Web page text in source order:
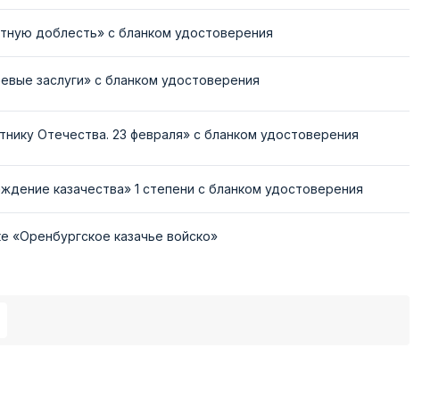
доблесть» с бланком удостоверения
заслуги» с бланком удостоверения
Отечества. 23 февраля» с бланком удостоверения
казачества» 1 степени с бланком удостоверения
«Оренбургское казачье войско»